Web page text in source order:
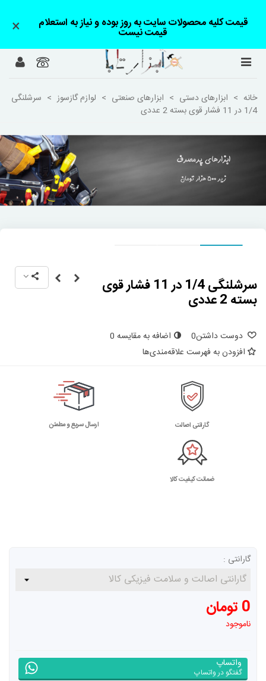
قیمت کلیه محصولات سایت به روز بوده و نیاز به استعلام
قیمت نیست ×
خانه > ابزارهای دستی > ابزارهای صنعتی > لوازم گازسوز > سرشلنگی
1/4 در 11 فشار قوی بسته 2 عددی
سرشلنگی 1/4 در 11 فشار قوی
بسته 2 عددی
دوست داشتن0 اضافه به مقایسه 0
افزودن به فهرست علاقه‌مندی‌ها
گارانتی اصالت ارسال سریع و مطمئن
ضمانت کیفیت کالا
گارانتی :
0 تومان
ناموجود
واتساپ
گفتگو در واتساپ